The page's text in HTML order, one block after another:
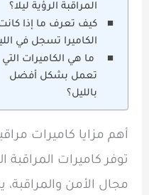
المراقبة الرؤية ليلا؟
كيف تعرف ما إذا
الكاميرا تسجل في
ما هي الكاميرات التي
تعمل بشكل أفضل
بالليل؟
أهم مزايا كاميرات
توفر كاميرات المراقبة
مجال الأمن